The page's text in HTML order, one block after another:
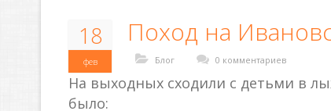
18
фев
Поход на
Блог 0 комментариев
На выходных сходили с детьми в
было: